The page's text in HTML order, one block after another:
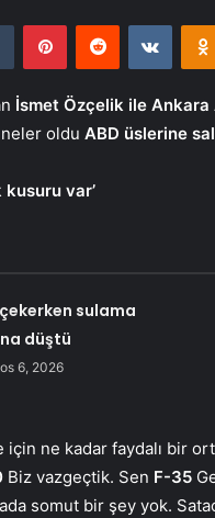
Tumblr PinterestReddit
İsmet Özçelik ile Ankara
oldu ABD üslerine
var’
sulama
düştü
6, 2026
için ne kadar faydalı bir
Biz vazgeçtik. Sen F-35
somut bir şey yok.